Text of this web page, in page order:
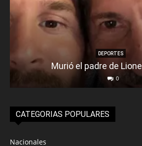
DEPORTES
Murió el padre de
0
CATEGORIAS POPULARES
Nacionales